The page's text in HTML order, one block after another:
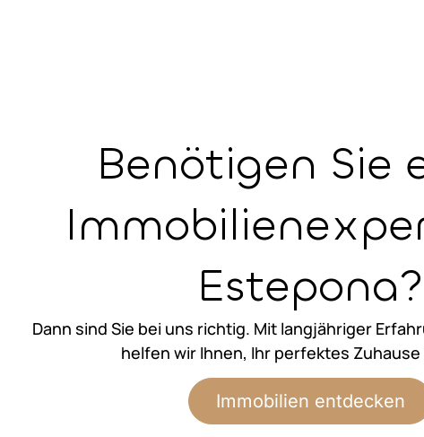
Benötigen Sie
Estepona?
Dann sind Sie bei uns richtig. Mit langjähriger
helfen wir Ihnen, Ihr perfektes
Immobilien entdecken